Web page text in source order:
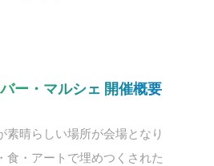
ー・マルシェ 開催概要
晴らしい場所が会場となり
食・アートで埋めつくされた